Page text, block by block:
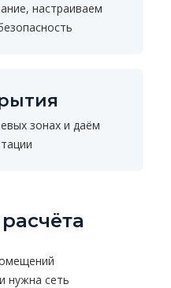
настраиваем
зонах и даём
нужна сеть